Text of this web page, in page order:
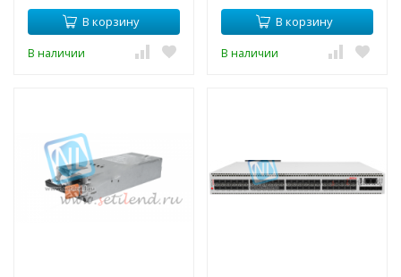
В корзину
В наличии
В корзину
В наличии